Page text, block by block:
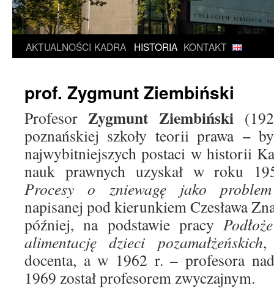
Przejdź
treści
AKTUALNOŚCI KADRA HISTORIA KONTAKT
prof. Zygmunt Ziembiński
ProfesorZygmunt Ziembiński
poznańskiej szkoły teorii prawa −
najwybitniejszych postaci w historii
nauk prawnych uzyskał w roku
Procesy o zniewagę jako problem
napisanej pod kierunkiem Czesława
później, na podstawie pracy
alimentację dzieci pozamałżeńskich,
docenta, a w 1962 r. – profesora
1969 został profesorem zwyczajnym.